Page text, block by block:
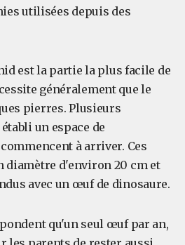
utilisées depuis des
est la partie la plus facile de
généralement que le
pierres. Plusieurs
un espace de
à arriver. Ces
diamètre d'environ 20 cm et
avec un œuf de dinosaure.
qu'un seul œuf par an,